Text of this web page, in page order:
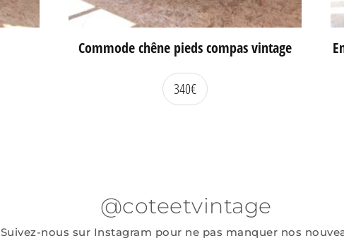
Commode chêne pieds compas vintage
340€
@coteetvintage
Suivez-nous sur Instagram pour ne pas manquer nos